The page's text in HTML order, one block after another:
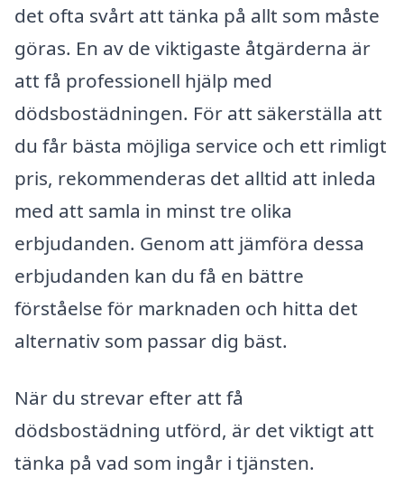
det ofta svårt att tänka på allt som måste
göras. En av de viktigaste åtgärderna är
att få professionell hjälp med
dödsbostädningen. För att säkerställa att
du får bästa möjliga service och ett rimligt
pris, rekommenderas det alltid att inleda
med att samla in minst tre olika
erbjudanden. Genom att jämföra dessa
erbjudanden kan du få en bättre
förståelse för marknaden och hitta det
alternativ som passar dig bäst.
När du strevar efter att få
dödsbostädning utförd, är det viktigt att
tänka på vad som ingår i tjänsten.